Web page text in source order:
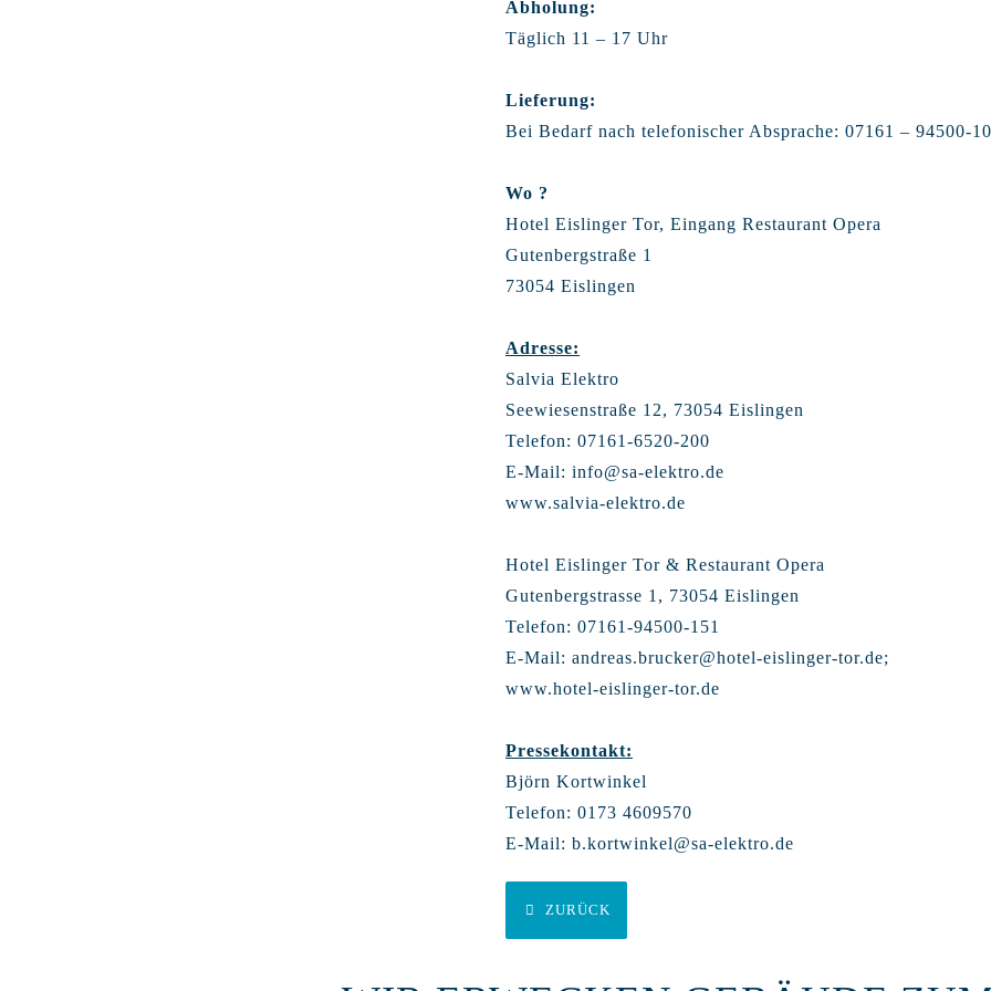
Abholung:
Täglich 11 – 17 Uhr
Lieferung:
Bei Bedarf nach telefonischer Absprache: 07161 – 94500-
Wo ?
Hotel Eislinger Tor, Eingang Restaurant Opera
Gutenbergstraße 1
73054 Eislingen
Adresse:
Salvia Elektro
Seewiesenstraße 12, 73054 Eislingen
Telefon: 07161-6520-200
E-Mail: info@sa-elektro.de
www.salvia-elektro.de
Hotel Eislinger Tor & Restaurant Opera
Gutenbergstrasse 1, 73054 Eislingen
Telefon: 07161-94500-151
E-Mail: andreas.brucker@hotel-eislinger-tor.de;
www.hotel-eislinger-tor.de
Pressekontakt:
Björn Kortwinkel
Telefon: 0173 4609570
E-Mail: b.kortwinkel@sa-elektro.de
ZURÜCK